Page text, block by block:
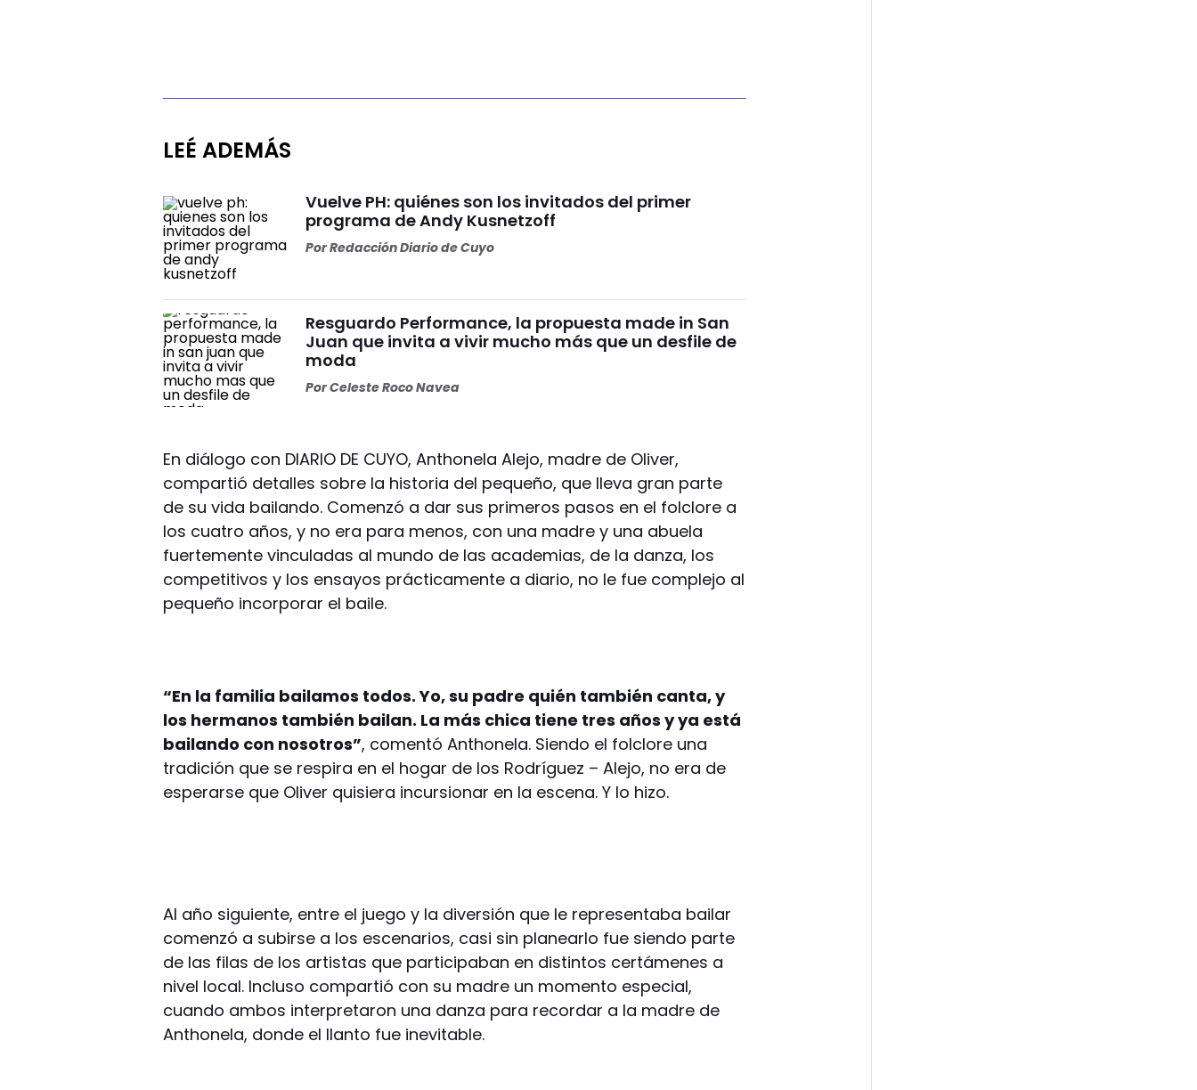
LEÉ ADEMÁS
Vuelve PH: quiénes son los invitados del primer
programa de Andy Kusnetzoff
PorRedacción Diario de Cuyo
Resguardo Performance, la propuesta made in San
Juan que invita a vivir mucho más que un desfile de
moda
PorCeleste Roco Navea
En diálogo con DIARIO DE CUYO, Anthonela Alejo, madre de Oliver,
compartió detalles sobre la historia del pequeño, que lleva gran parte
de su vida bailando. Comenzó a dar sus primeros pasos en el folclore a
los cuatro años, y no era para menos, con una madre y una abuela
fuertemente vinculadas al mundo de las academias, de la danza, los
competitivos y los ensayos prácticamente a diario, no le fue complejo al
pequeño incorporar el baile.
“En la familia bailamos todos. Yo, su padre quién también canta, y
los hermanos también bailan. La más chica tiene tres años y ya está
bailando con nosotros”, comentó Anthonela. Siendo el folclore una
tradición que se respira en el hogar de los Rodríguez – Alejo, no era de
esperarse que Oliver quisiera incursionar en la escena. Y lo hizo.
Al año siguiente, entre el juego y la diversión que le representaba bailar
comenzó a subirse a los escenarios, casi sin planearlo fue siendo parte
de las filas de los artistas que participaban en distintos certámenes a
nivel local. Incluso compartió con su madre un momento especial,
cuando ambos interpretaron una danza para recordar a la madre de
Anthonela, donde el llanto fue inevitable.